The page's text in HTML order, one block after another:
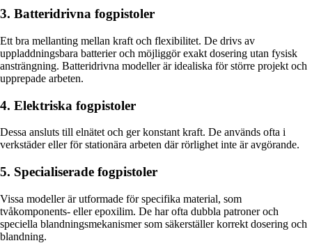
3. Batteridrivna fogpistoler
Ett bra mellanting mellan kraft och flexibilitet. De drivs av
uppladdningsbara batterier och möjliggör exakt dosering utan fysisk
ansträngning. Batteridrivna modeller är idealiska för större projekt och
upprepade arbeten.
4. Elektriska fogpistoler
Dessa ansluts till elnätet och ger konstant kraft. De används ofta i
verkstäder eller för stationära arbeten där rörlighet inte är avgörande.
5. Specialiserade fogpistoler
Vissa modeller är utformade för specifika material, som
tvåkomponents- eller epoxilim. De har ofta dubbla patroner och
speciella blandningsmekanismer som säkerställer korrekt dosering och
blandning.